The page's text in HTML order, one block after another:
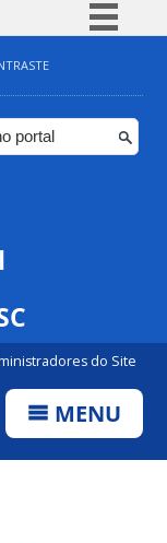
BR
do Site
MENU